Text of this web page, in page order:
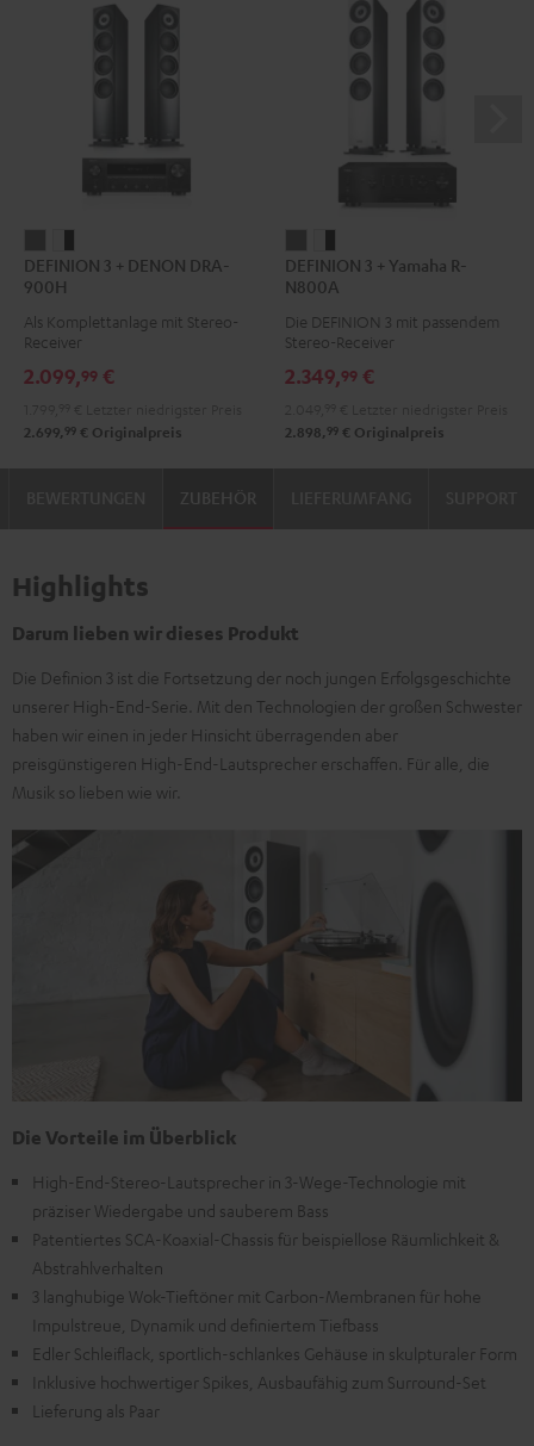
3
+
DENON
900H
3
DENON
900H
DEFINION 3 + DENON DRA-
900H
Als Komplettanlage mit Stereo-
Receiver
2.099,99 €
2.699, 99 € Originalpreis
3
+
Yamaha
N800A
3
+
Yamaha
N800A
/
DEFINION 3 + Yamaha R-
N800A
Die DEFINION 3 mit passendem
Stereo-Receiver
2.349,99 €
2.898, 99 € Originalpreis
ZUBEHÖR
Highlights
Darum lieben wir dieses Produkt
Die Definion 3 ist die Fortsetzung der noch jungen Erfolgsgeschichte
unserer High-End-Serie. Mit den Technologien der großen Schwester
haben wir einen in jeder Hinsicht überragenden aber
preisgünstigeren High-End-Lautsprecher erschaffen. Für alle, die
Musik so lieben wie wir.
Die Vorteile im Überblick
High-End-Stereo-Lautsprecher in 3-Wege-Technologie mit
präziser Wiedergabe und sauberem Bass
Patentiertes SCA-Koaxial-Chassis für beispiellose Räumlichkeit &
Abstrahlverhalten
3 langhubige Wok-Tieftöner mit Carbon-Membranen für hohe
Impulstreue, Dynamik und definiertem Tiefbass
Edler Schleiflack, sportlich-schlankes Gehäuse in skulpturaler Form
Inklusive hochwertiger Spikes, Ausbaufähig zum Surround-Set
Lieferung als Paar